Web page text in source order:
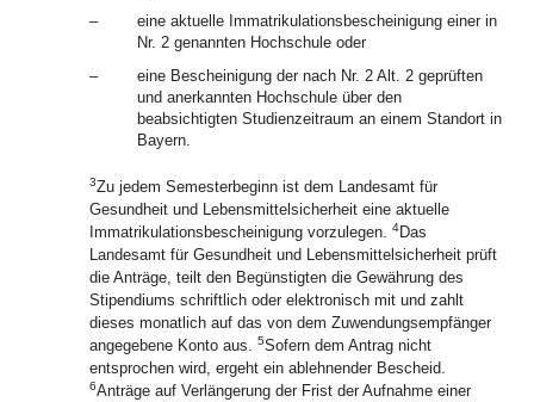
–
eine aktuelle Immatrikulationsbescheinigung einer in
Nr. 2 genannten Hochschule oder
–
eine Bescheinigung der nach Nr. 2 Alt. 2 geprüften
und anerkannten Hochschule über den
beabsichtigten Studienzeitraum an einem Standort in
Bayern.
3Zu jedem Semesterbeginn ist dem Landesamt für
Gesundheit und Lebensmittelsicherheit eine aktuelle
Immatrikulationsbescheinigung vorzulegen. 4Das
Landesamt für Gesundheit und Lebensmittelsicherheit prüft
die Anträge, teilt den Begünstigten die Gewährung des
Stipendiums schriftlich oder elektronisch mit und zahlt
dieses monatlich auf das von dem Zuwendungsempfänger
angegebene Konto aus. 5Sofern dem Antrag nicht
entsprochen wird, ergeht ein ablehnender Bescheid.
6Anträge auf Verlängerung der Frist der Aufnahme einer